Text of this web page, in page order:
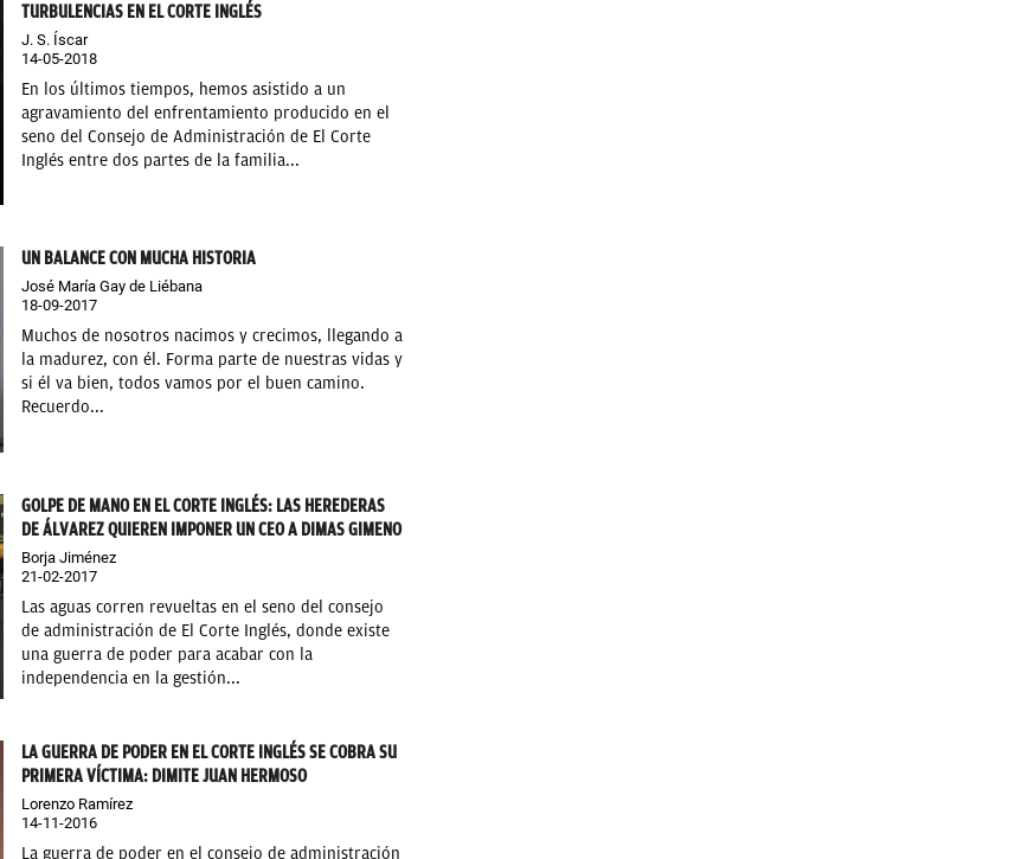
TURBULENCIAS EN EL CORTE INGLÉS
J. S. Íscar
14-05-2018
En los últimos tiempos, hemos asistido a un
agravamiento del enfrentamiento producido en el
seno del Consejo de Administración de El Corte
Inglés entre dos partes de la familia...
UN BALANCE CON MUCHA HISTORIA
José María Gay de Liébana
18-09-2017
Muchos de nosotros nacimos y crecimos, llegando a
la madurez, con él. Forma parte de nuestras vidas y
si él va bien, todos vamos por el buen camino.
Recuerdo...
GOLPE DE MANO EN EL CORTE INGLÉS: LAS HEREDERAS
DE ÁLVAREZ QUIEREN IMPONER UN CEO A DIMAS GIMENO
Borja Jiménez
21-02-2017
Las aguas corren revueltas en el seno del consejo
de administración de El Corte Inglés, donde existe
una guerra de poder para acabar con la
independencia en la gestión...
LA GUERRA DE PODER EN EL CORTE INGLÉS SE COBRA SU
PRIMERA VÍCTIMA: DIMITE JUAN HERMOSO
Lorenzo Ramírez
14-11-2016
La guerra de poder en el consejo de administración